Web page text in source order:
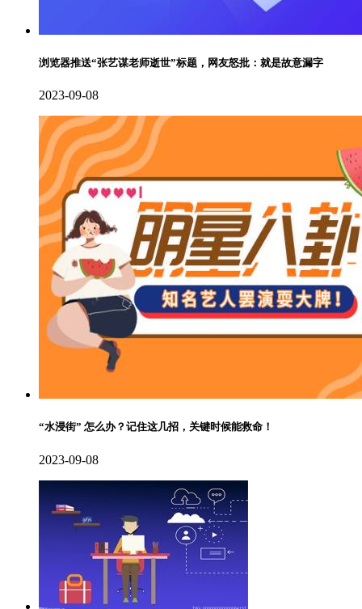
浏览器推送“张艺谋老师逝世”标题，网友怒批：就是故意漏字
2023-09-08
“水浸街” 怎么办？记住这几招，关键时候能救命！
2023-09-08